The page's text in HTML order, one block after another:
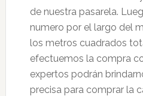
de nuestra pasarela.
numero por el largo del
los metros cuadrados
efectuemos la compra
expertos podrán
precisa para comprar la